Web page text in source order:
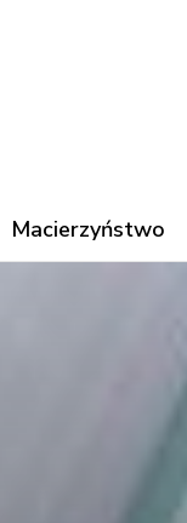
Macierzyństwo